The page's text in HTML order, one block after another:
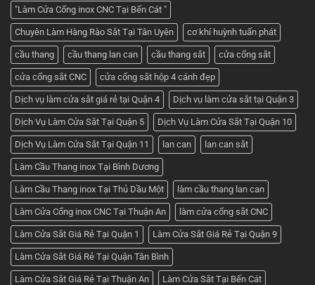
đẹp
nhất
hiện
nay
2
cánh
–
Nhận
báo
giá
tốt
nhất
Cơ
khí
Huỳnh
Tuấn
Phát
"Làm Cửa Cổng inox CNC Tại Bến Cát "
Chuyên Làm Hàng Rào Sắt Tại Tân Uyên cơ khí huỳnh tuấn phát
cầu thang cầu thang lan can cầu thang sắt cửa cổng sắt
cửa cổng sắt CNC cửa cổng sắt hộp 4 cánh đẹp
Dịch vụ làm cửa sắt giá rẻ tại Quận 4 Dịch vụ làm cửa sắt tại Quận 3
Dịch Vụ Làm Cửa Sắt Tại Quận 5 Dịch Vụ Làm Cửa Sắt Tại Quận 10
Dịch Vụ Làm Cửa Sắt Tại Quận 11 lan can lan can sắt
Làm Cầu Thang inox Tại Bình Dương
Làm Cầu Thang inox Tại Thủ Dầu Một làm cầu thang lan can
Làm Cửa Cổng inox CNC Tại Thuận An làm cửa cổng sắt CNC
Làm Cửa Sắt Giá Rẻ Tại Quận 1 Làm Cửa Sắt Giá Rẻ Tại Quận 9
Làm Cửa Sắt Giá Rẻ Tại Quận Tân Bình
Làm Cửa Sắt Giá Rẻ Tại Thuận An Làm Cửa Sắt Tại Bến Cát